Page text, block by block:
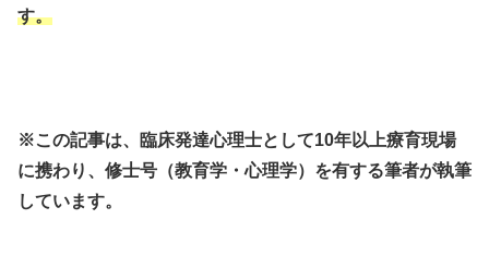
す。
※この記事は、臨床発達心理士として10年以上療育現場
に携わり、修士号（教育学・心理学）を有する筆者が執筆
しています。